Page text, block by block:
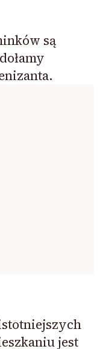
są
jest